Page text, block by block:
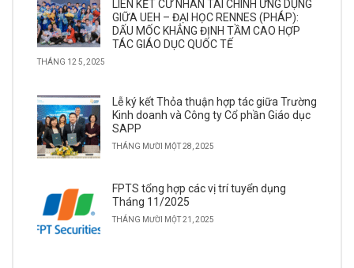
LIÊN KẾT CỬ NHÂN TÀI CHÍNH ỨNG DỤNG
GIỮA UEH – ĐẠI HỌC RENNES (PHÁP):
DẤU MỐC KHẲNG ĐỊNH TẦM CAO HỢP
TÁC GIÁO DỤC QUỐC TẾ
THÁNG 12 5, 2025
Lễ ký kết Thỏa thuận hợp tác giữa Trường
Kinh doanh và Công ty Cổ phần Giáo dục
SAPP
THÁNG MƯỜI MỘT 28, 2025
FPTS tổng hợp các vị trí tuyển dụng
Tháng 11/2025
THÁNG MƯỜI MỘT 21, 2025